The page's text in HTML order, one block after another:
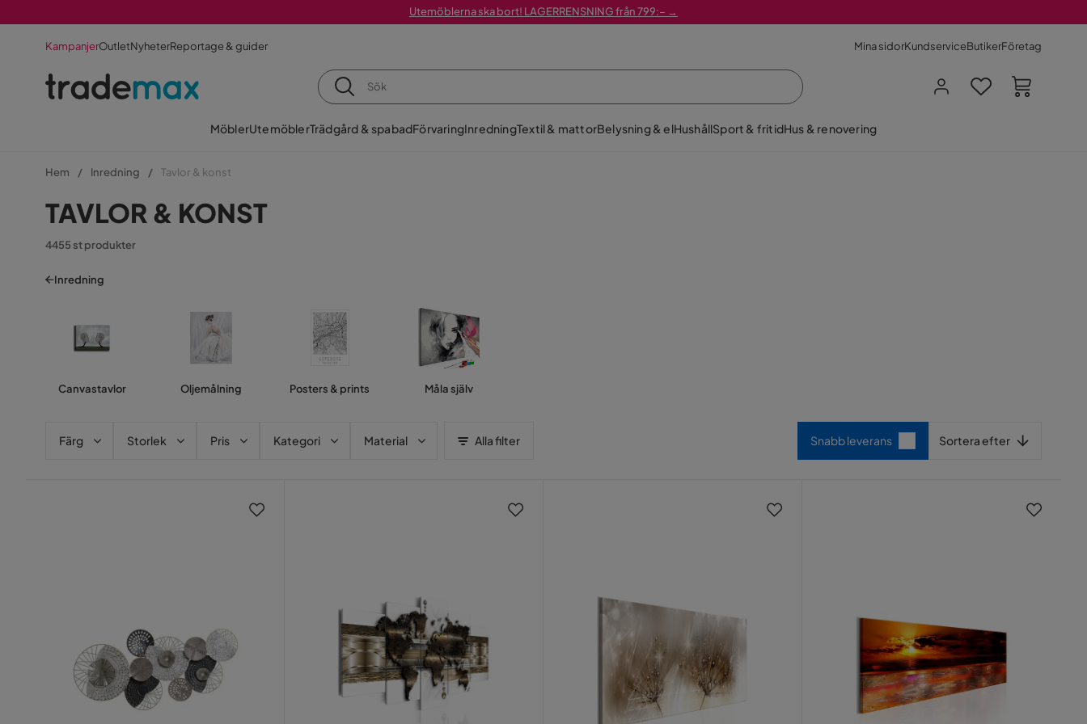
Utemöblerna ska bort! LAGERRENSNING från 799:– →
KampanjerOutletNyheterReportage & guider Mina sidorKundserviceButikerFöretag
MöblerUtemöblerTrädgård & spabadFörvaringInredningTextil & mattorBelysning & elHushållSport & fritidHus & renovering
Hem Inredning Tavlor & konst
TAVLOR & KONST
4455 st produkter
Inredning
Canvastavlor Oljemålning Posters & prints Måla själv
Färg Storlek Pris Kategori Material Alla filter Snabb leverans Sortera efter